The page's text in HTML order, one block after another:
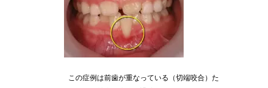
この症例は前歯が重なっている（切端咬合）た